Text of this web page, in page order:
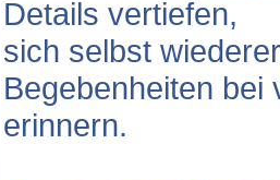
Details vertiefen,
sich selbst
Begebenheiten bei
erinnern.